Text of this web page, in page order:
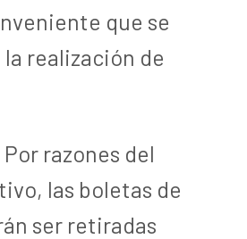
que se
realización de
Por razones del
las boletas de
ser retiradas